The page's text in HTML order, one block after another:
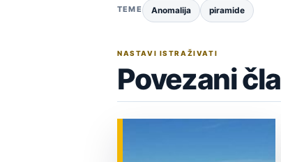
TEME Anomalija piramide
NASTAVI ISTRAŽIVATI
Povezani